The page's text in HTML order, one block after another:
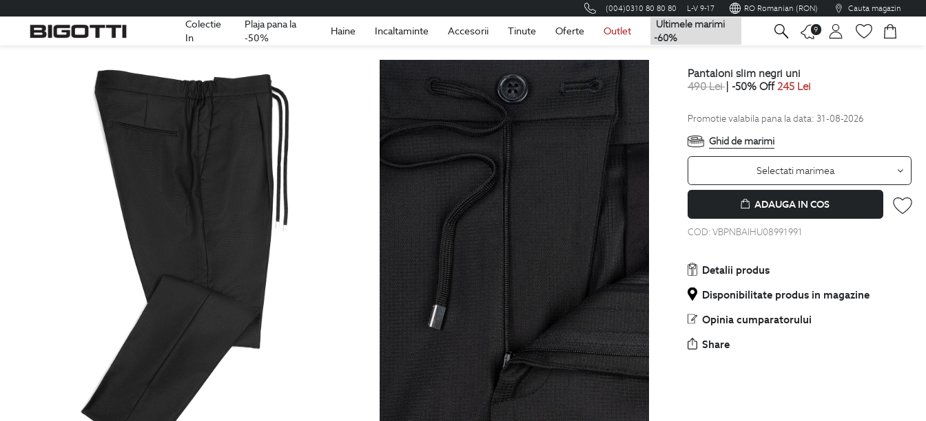
(004)0310 80 80 80 L-V 9-17 RO Romanian (RON) Cauta magazin
Colectie
In
Plaja pana la
-50%
Haine Incaltaminte Accesorii Tinute Oferte Outlet
Ultimele marimi
-60%
9
Romania Romana
pantaloni slim negri uni
490Lei| -50% Off 245 Lei
Promotie valabila pana la data: 31-08-2026
Ghid de marimi
Selectati marimea
ADAUGA IN COS
COD:VBPNBAIHU08991991
Detalii produs
Disponibilitate produs in magazine
Opinia cumparatorului
Share